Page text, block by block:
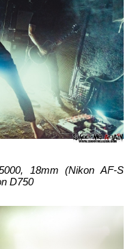
18mm (Nikon AF-S
D750